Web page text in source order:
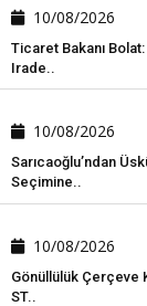
10/08/2026
Ticaret Bakanı
Irade..
10/08/2026
Sarıcaoğlu’ndan
Seçimine..
10/08/2026
Gönüllülük Çerçeve
ST..